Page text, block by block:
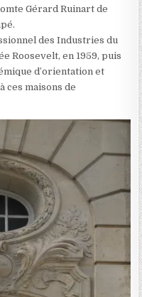
Gérard Ruinart de
des Industries du
Roosevelt, en 1959, puis
d’orientation et
ces maisons de